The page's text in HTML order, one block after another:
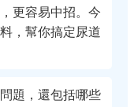
更容易中招。今
，幫你搞定尿道
題，還包括哪些